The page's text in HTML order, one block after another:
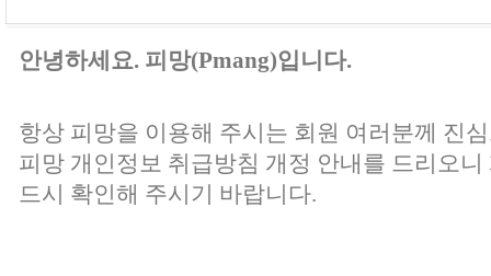
안녕하세요. 피망(Pmang)입니다.
항상 피망을 이용해 주시는 회원 여러분께 진
피망 개인정보 취급방침 개정 안내를 드리오
드시 확인해 주시기 바랍니다.